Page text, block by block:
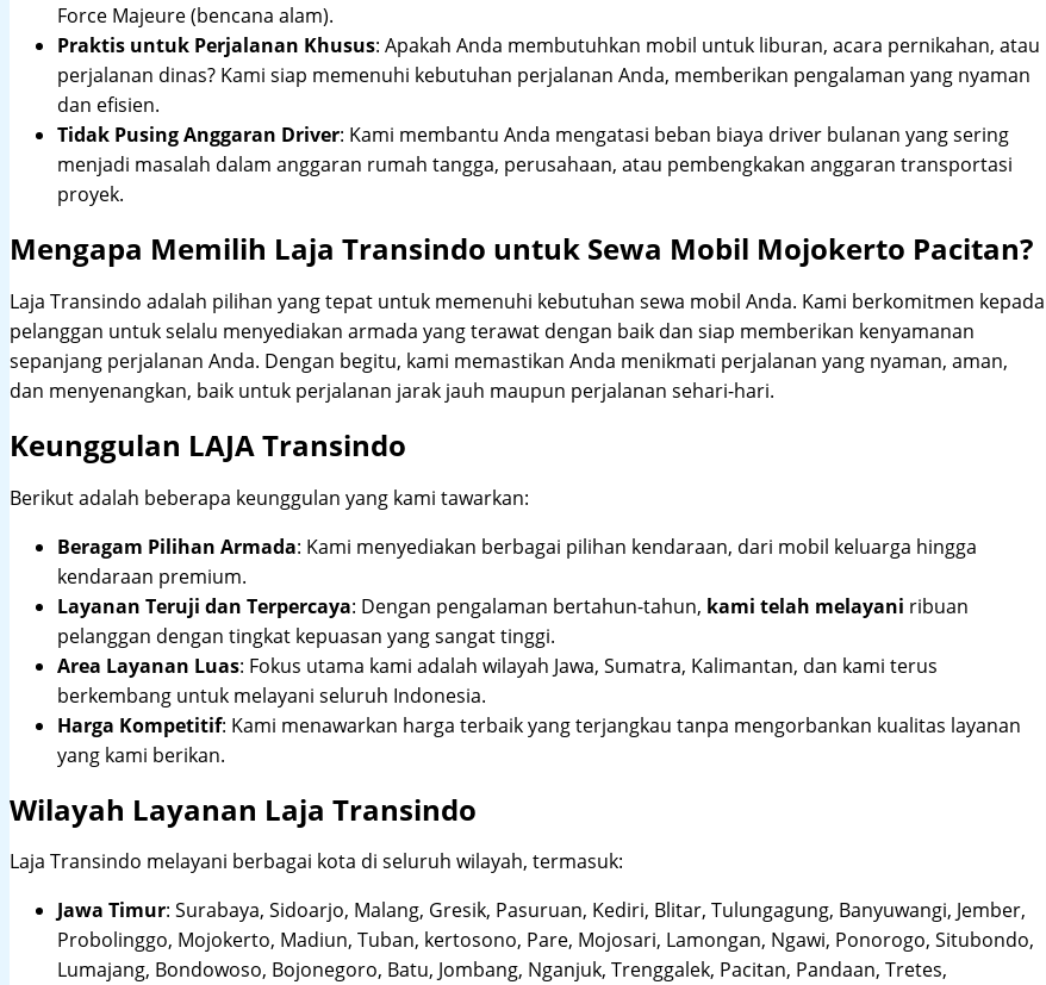
Force Majeure (bencana alam).
Praktis untuk Perjalanan Khusus: Apakah Anda membutuhkan mobil untuk liburan, acara pernikahan, atau
perjalanan dinas? Kami siap memenuhi kebutuhan perjalanan Anda, memberikan pengalaman yang nyaman
dan efisien.
Tidak Pusing Anggaran Driver: Kami membantu Anda mengatasi beban biaya driver bulanan yang sering
menjadi masalah dalam anggaran rumah tangga, perusahaan, atau pembengkakan anggaran transportasi
proyek.
Mengapa Memilih Laja Transindo untuk Sewa Mobil Mojokerto Pacitan?
Laja Transindo adalah pilihan yang tepat untuk memenuhi kebutuhan sewa mobil Anda. Kami berkomitmen kepada
pelanggan untuk selalu menyediakan armada yang terawat dengan baik dan siap memberikan kenyamanan
sepanjang perjalanan Anda. Dengan begitu, kami memastikan Anda menikmati perjalanan yang nyaman, aman,
dan menyenangkan, baik untuk perjalanan jarak jauh maupun perjalanan sehari-hari.
Keunggulan LAJA Transindo
Berikut adalah beberapa keunggulan yang kami tawarkan:
Beragam Pilihan Armada: Kami menyediakan berbagai pilihan kendaraan, dari mobil keluarga hingga
kendaraan premium.
Layanan Teruji dan Terpercaya: Dengan pengalaman bertahun-tahun, kami telah melayani ribuan
pelanggan dengan tingkat kepuasan yang sangat tinggi.
Area Layanan Luas: Fokus utama kami adalah wilayah Jawa, Sumatra, Kalimantan, dan kami terus
berkembang untuk melayani seluruh Indonesia.
Harga Kompetitif: Kami menawarkan harga terbaik yang terjangkau tanpa mengorbankan kualitas layanan
yang kami berikan.
Wilayah Layanan Laja Transindo
Laja Transindo melayani berbagai kota di seluruh wilayah, termasuk:
Jawa Timur: Surabaya, Sidoarjo, Malang, Gresik, Pasuruan, Kediri, Blitar, Tulungagung, Banyuwangi, Jember,
Probolinggo, Mojokerto, Madiun, Tuban, kertosono, Pare, Mojosari, Lamongan, Ngawi, Ponorogo, Situbondo,
Lumajang, Bondowoso, Bojonegoro, Batu, Jombang, Nganjuk, Trenggalek, Pacitan, Pandaan, Tretes,